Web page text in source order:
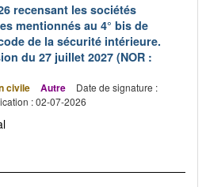
recensant les sociétés
mentionnés au 4° bis de
de la sécurité intérieure.
du 27 juillet 2027 (NOR :
civile Autre
Date de signature :
: 02-07-2026